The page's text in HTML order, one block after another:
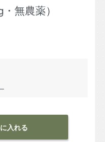
無農薬）
入れる